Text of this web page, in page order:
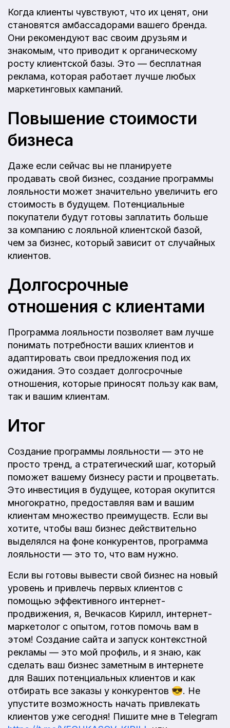
Когда клиенты чувствуют, что их ценят, они
становятся амбассадорами вашего бренда.
Они рекомендуют вас своим друзьям и
знакомым, что приводит к органическому
росту клиентской базы. Это — бесплатная
реклама, которая работает лучше любых
маркетинговых кампаний.
Повышение стоимости
бизнеса
Даже если сейчас вы не планируете
продавать свой бизнес, создание программы
лояльности может значительно увеличить его
стоимость в будущем. Потенциальные
покупатели будут готовы заплатить больше
за компанию с лояльной клиентской базой,
чем за бизнес, который зависит от случайных
клиентов.
Долгосрочные
отношения с клиентами
Программа лояльности позволяет вам лучше
понимать потребности ваших клиентов и
адаптировать свои предложения под их
ожидания. Это создает долгосрочные
отношения, которые приносят пользу как вам,
так и вашим клиентам.
Итог
Создание программы лояльности — это не
просто тренд, а стратегический шаг, который
поможет вашему бизнесу расти и процветать.
Это инвестиция в будущее, которая окупится
многократно, предоставляя вам и вашим
клиентам множество преимуществ. Если вы
хотите, чтобы ваш бизнес действительно
выделялся на фоне конкурентов, программа
лояльности — это то, что вам нужно.
Если вы готовы вывести свой бизнес на новый
уровень и привлечь первых клиентов с
помощью эффективного интернет-
продвижения, я, Вечкасов Кирилл, интернет-
маркетолог с опытом, готов помочь вам в
этом! Создание сайта и запуск контекстной
рекламы — это мой профиль, и я знаю, как
сделать ваш бизнес заметным в интернете
для Ваших потенциальных клиентов и как
отбирать все заказы у конкурентов 😎. Не
упустите возможность начать привлекать
клиентов уже сегодня! Пишите мне в Telegram